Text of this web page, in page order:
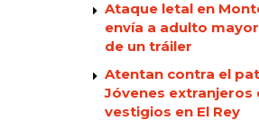
Ataque letal en
envía a adulto
de un tráiler
Atentan contra el
Jóvenes extranjeros
vestigios en El Rey